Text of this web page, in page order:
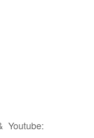
Youtube: